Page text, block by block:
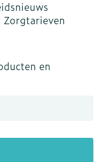
Zorgtarieven
en